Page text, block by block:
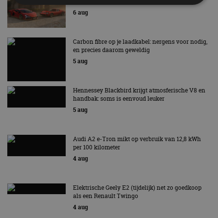
6 aug
Carbon fibre op je laadkabel: nergens voor nodig,
en precies daarom geweldig
5 aug
Hennessey Blackbird krijgt atmosferische V8 en
handbak: soms is eenvoud leuker
5 aug
Audi A2 e-Tron mikt op verbruik van 12,8 kWh
per 100 kilometer
4 aug
Elektrische Geely E2 (tijdelijk) net zo goedkoop
als een Renault Twingo
4 aug
Strikt noodzakelijk
Functioneel
Niet-geclassificeerd
kernfunctionaliteiten van de website mogelijk, zoals
website kan niet goed worden gebruikt zonder de
strikt noodzakelijke cookies.
Naam
Aanbieder/
.autorai.nl
essentieel